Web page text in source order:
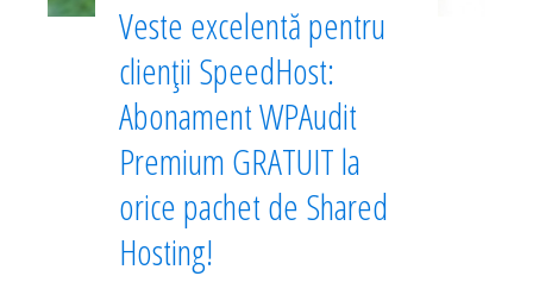
Veste excelentă pentru
clienții SpeedHost:
Abonament WPAudit
Premium GRATUIT la
orice pachet de Shared
Hosting!